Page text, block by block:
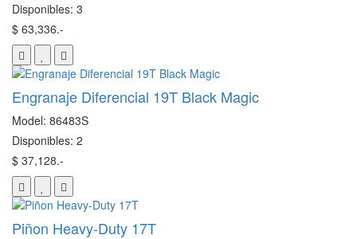
Disponibles: 3
$ 63,336.-
Engranaje Diferencial 19T Black Magic
Model: 86483S
Disponibles: 2
$ 37,128.-
Piñon Heavy-Duty 17T